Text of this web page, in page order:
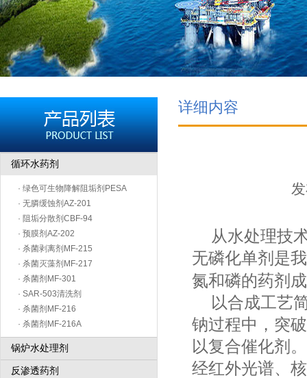
循环水药剂
· 绿色可生物降解阻垢剂PESA
· 无膦缓蚀剂AZ-201
· 阻垢分散剂CBF-94
· 预膜剂AZ-202
· 杀菌剥离剂MF-215
· 杀菌灭藻剂MF-217
· 杀菌剂MF-301
· SAR-503清洗剂
· 杀菌剂MF-216
· 杀菌剂MF-216A
锅炉水处理剂
反渗透药剂
详细内容
从水处理技
无磷化单剂是
氮和磷的药剂
以合成工艺
钠过程中，突
以复合催化剂
经红外光谱、